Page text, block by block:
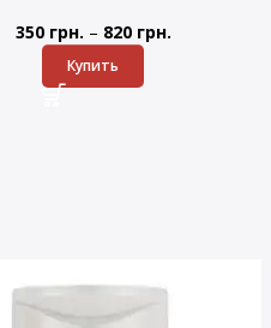
350 грн. – 820 грн.
Купить